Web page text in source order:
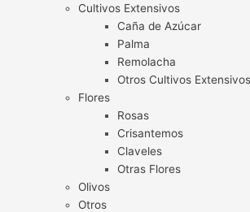
Cultivos Extensivos
Caña de Azúcar
Palma
Remolacha
Otros Cultivos Extensivos
Flores
Rosas
Crisantemos
Claveles
Otras Flores
Olivos
Otros